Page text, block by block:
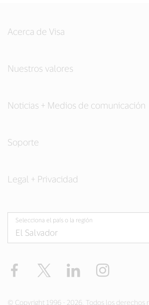
Acerca de Visa
Nuestros valores
Noticias + Medios de comunicación
Soporte
Legal + Privacidad
Selecciona el país o la región
Facebook Twitter LinkedIn
© Copyright 1996 - 2026. Todos los derechos